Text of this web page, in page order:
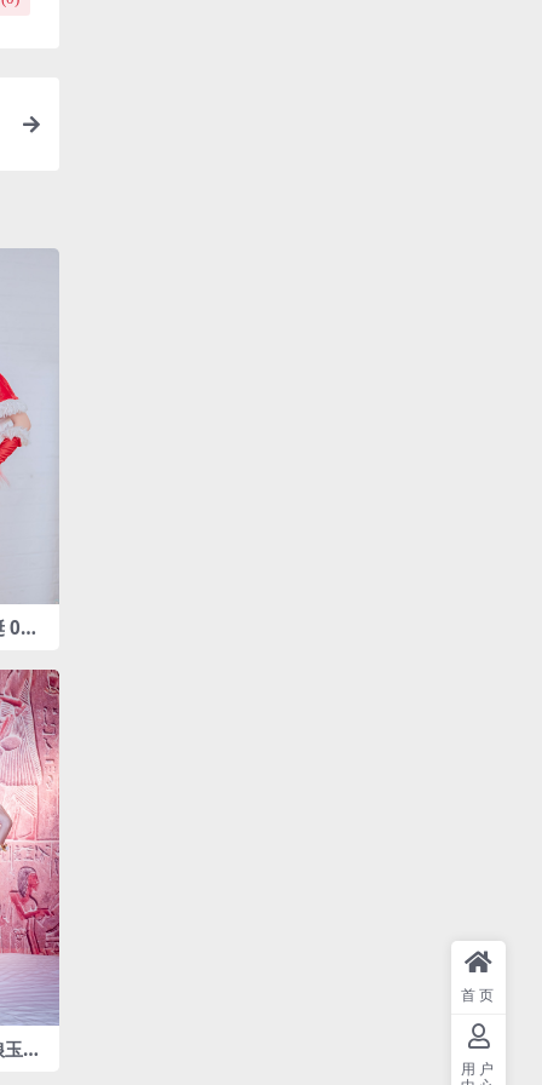
02
藻
首页
用户